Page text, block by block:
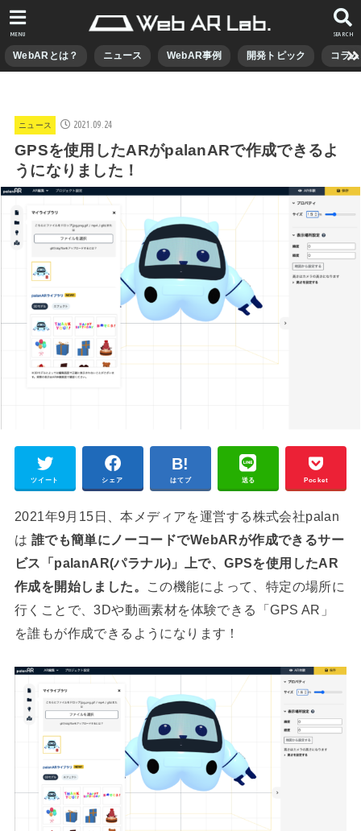
WebARとは？ ニュース WebAR事例 開発トピック コラム
SEARCH
MENU
ニュース 2021.09.24
GPSを使用したARがpalanARで作成できるよ
うになりました！
ツイート シェア はてブ 送る Pocket
2021年9月15日、本メディアを運営する株式会社palan
は 誰でも簡単にノーコードでWebARが作成できるサー
ビス「palanAR(パラナル)」上で、GPSを使用したAR
作成を開始しました。
この機能によって、特定の場所に
行くことで、3Dや動画素材を体験できる「GPS AR」
を誰もが作成できるようになります！